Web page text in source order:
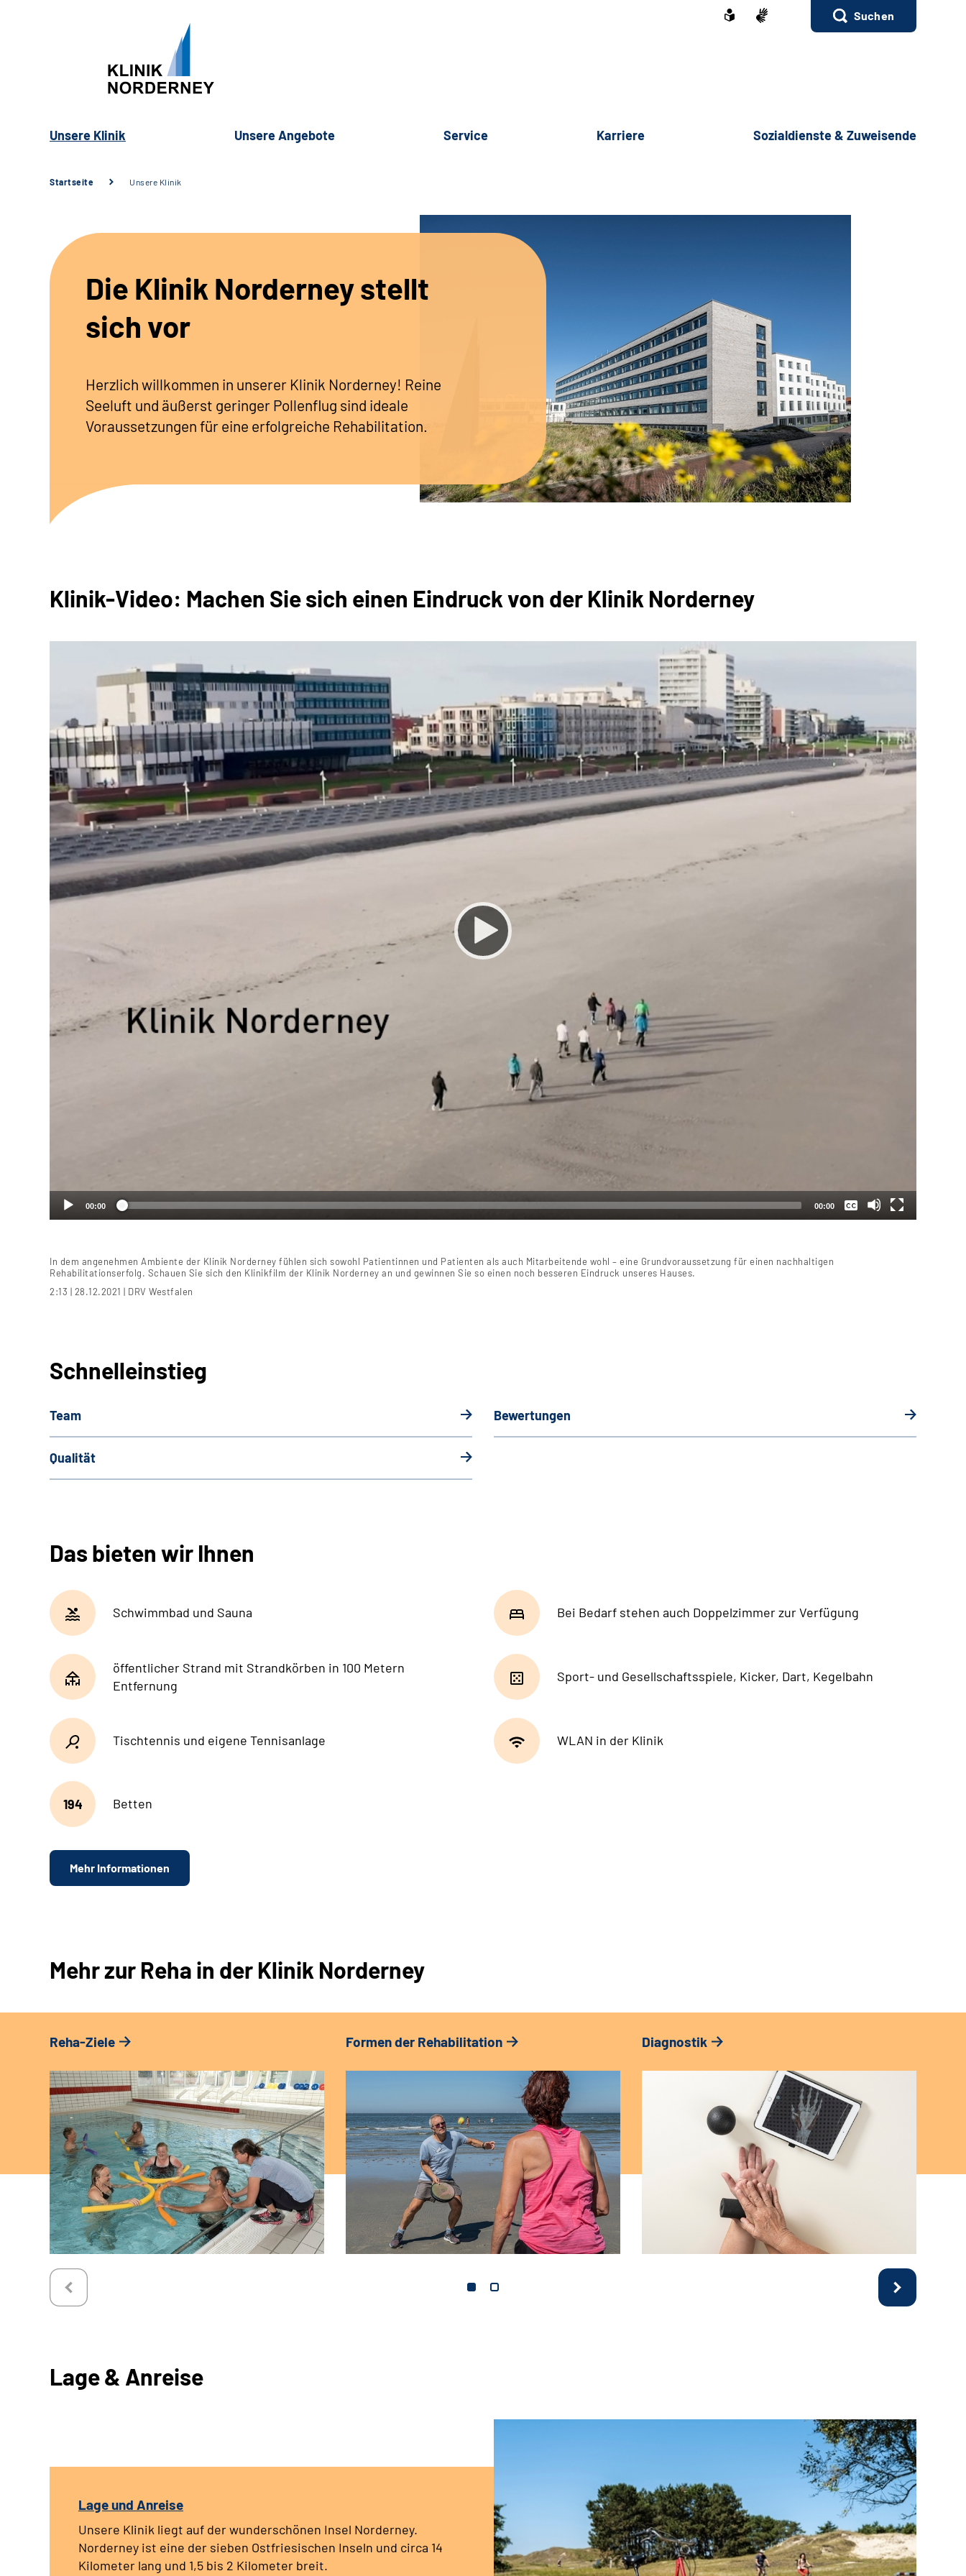
Suchen
Unsere Klinik Unsere Angebote Service Karriere Sozialdienste & Zuweisende
Startseite Unsere Klinik
Die Klinik Norderney stellt
sich vor
Herzlich willkommen in unserer Klinik Norderney! Reine
Seeluft und äußerst geringer Pollenflug sind ideale
Voraussetzungen für eine erfolgreiche Rehabilitation.
Klinik-Video: Machen Sie sich einen Eindruck von der Klinik Norderney
00:00 00:00
In dem angenehmen Ambiente der Klinik Norderney fühlen sich sowohl Patientinnen und Patienten als auch Mitarbeitende wohl – eine Grundvoraussetzung für einen nachhaltigen
Rehabilitationserfolg. Schauen Sie sich den Klinikfilm der Klinik Norderney an und gewinnen Sie so einen noch besseren Eindruck unseres Hauses.
2:13 | 28.12.2021 | DRV Westfalen
Schnelleinstieg
Team Bewertungen
Qualität
Das bieten wir Ihnen
Schwimmbad und Sauna Bei Bedarf stehen auch Doppelzimmer zur Verfügung
öffentlicher Strand mit Strandkörben in 100 Metern
Entfernung
Sport- und Gesellschaftsspiele, Kicker, Dart, Kegelbahn
Tischtennis und eigene Tennisanlage WLAN in der Klinik
194 Betten
Mehr Informationen
Mehr zur Reha in der Klinik Norderney
Reha-Ziele Formen der Rehabilitation Diagnostik
Lage & Anreise
Lage und Anreise
Unsere Klinik liegt auf der wunderschönen Insel Norderney.
Norderney ist eine der sieben Ostfriesischen Inseln und circa 14
Kilometer lang und 1,5 bis 2 Kilometer breit.